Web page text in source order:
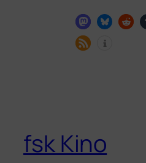
fsk Kino